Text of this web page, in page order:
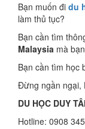
Bạn muốn đi du
làm thủ tục?
Bạn cần tìm
Malaysia mà
Bạn cần tìm học
Đừng ngần ngại,
DU HỌC DUY
Hotline: 0908